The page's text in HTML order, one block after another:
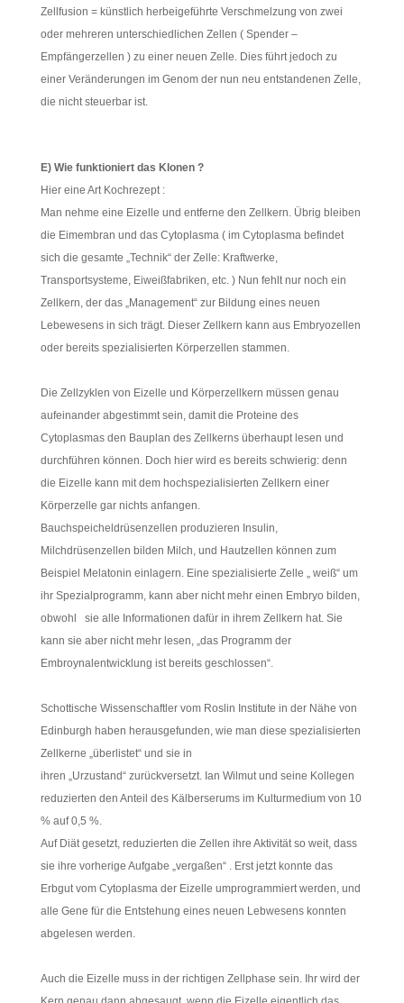
Zellfusion = künstlich herbeigeführte Verschmelzung von zwei
oder mehreren unterschiedlichen Zellen ( Spender –
Empfängerzellen ) zu einer neuen Zelle. Dies führt jedoch zu
einer Veränderungen im Genom der nun neu entstandenen Zelle,
die nicht steuerbar ist.
E) Wie funktioniert das Klonen ?
Hier eine Art Kochrezept :
Man nehme eine Eizelle und entferne den Zellkern. Übrig bleiben
die Eimembran und das Cytoplasma ( im Cytoplasma befindet
sich die gesamte „Technik“ der Zelle: Kraftwerke,
Transportsysteme, Eiweißfabriken, etc. ) Nun fehlt nur noch ein
Zellkern, der das „Management“ zur Bildung eines neuen
Lebewesens in sich trägt. Dieser Zellkern kann aus Embryozellen
oder bereits spezialisierten Körperzellen stammen.
Die Zellzyklen von Eizelle und Körperzellkern müssen genau
aufeinander abgestimmt sein, damit die Proteine des
Cytoplasmas den Bauplan des Zellkerns überhaupt lesen und
durchführen können. Doch hier wird es bereits schwierig: denn
die Eizelle kann mit dem hochspezialisierten Zellkern einer
Körperzelle gar nichts anfangen.
Bauchspeicheldrüsenzellen produzieren Insulin,
Milchdrüsenzellen bilden Milch, und Hautzellen können zum
Beispiel Melatonin einlagern. Eine spezialisierte Zelle „ weiß“ um
ihr Spezialprogramm, kann aber nicht mehr einen Embryo bilden,
obwohl sie alle Informationen dafür in ihrem Zellkern hat. Sie
kann sie aber nicht mehr lesen, „das Programm der
Embroynalentwicklung ist bereits geschlossen“.
Schottische Wissenschaftler vom Roslin Institute in der Nähe von
Edinburgh haben herausgefunden, wie man diese spezialisierten
Zellkerne „überlistet“ und sie in
ihren „Urzustand“ zurückversetzt. Ian Wilmut und seine Kollegen
reduzierten den Anteil des Kälberserums im Kulturmedium von 10
% auf 0,5 %.
Auf Diät gesetzt, reduzierten die Zellen ihre Aktivität so weit, dass
sie ihre vorherige Aufgabe „vergaßen“ . Erst jetzt konnte das
Erbgut vom Cytoplasma der Eizelle umprogrammiert werden, und
alle Gene für die Entstehung eines neuen Lebwesens konnten
abgelesen werden.
Auch die Eizelle muss in der richtigen Zellphase sein. Ihr wird der